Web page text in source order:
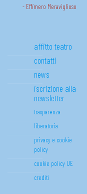
- Effimero Meraviglioso
affitto teatro
contatti
news
iscrizione alla
newsletter
trasparenza
liberatoria
privacy e cookie
policy
cookie policy UE
crediti